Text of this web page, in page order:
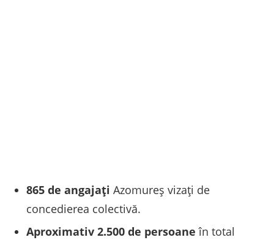
865 de angajați Azomureș vizați de
concedierea colectivă.
Aproximativ 2.500 de persoane în total